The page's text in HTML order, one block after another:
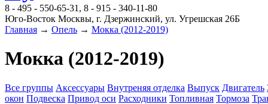
8 - 495 - 550-65-31, 8 - 915 - 340-11-80
Юго-Восток Москвы, г. Дзержинский, ул. Угрешская 26Б
Главная → Опель → Мокка (2012-2019)
Мокка (2012-2019)
Все группы Аксессуары Внутреняя отделка Выпуск Двигатель
окон Подвеска Привод оси Расходники Топливная Тормоза